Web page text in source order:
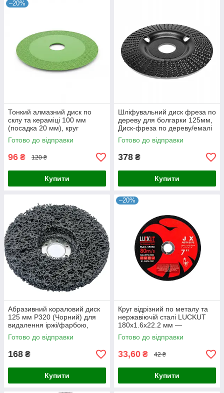
–20%
Тонкий алмазний диск по
склу та кераміці 100 мм
(посадка 20 мм), круг
відрізний для болгарки КШМ
Готово до відправки
96 ₴ 120 ₴
Купити
Шліфувальний диск фреза по
дереву для болгарки 125мм,
Диск-фреза по дереву/емалі
та алюмінію зернистість №2
Готово до відправки
378 ₴
Купити
Абразивний кораловий диск
125 мм P320 (Чорний) для
видалення іржі/фарбою,
Низька жорсткість
Готово до відправки
168 ₴
Купити
–20%
Круг відрізний по металу та
нержавіючій сталі LUCKUT
180х1.6х22.2 мм —
Абразивний диск для КШМ
Готово до відправки
33,60 ₴ 42 ₴
Купити